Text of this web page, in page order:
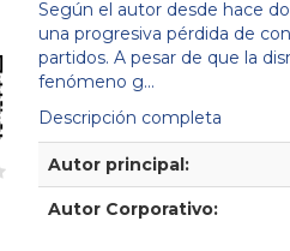
Según el autor desde hace
una progresiva pérdida de
partidos. A pesar de que la
fenómeno g...
Descripción completa
Detalles Bibliográficos
Autor principal:
Autor Corporativo: